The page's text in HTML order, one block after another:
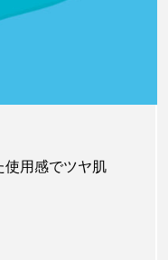
使用感でツヤ肌